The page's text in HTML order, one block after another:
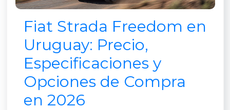
Fiat Strada Freedom en
Uruguay: Precio,
Especificaciones y
Opciones de Compra
en 2026